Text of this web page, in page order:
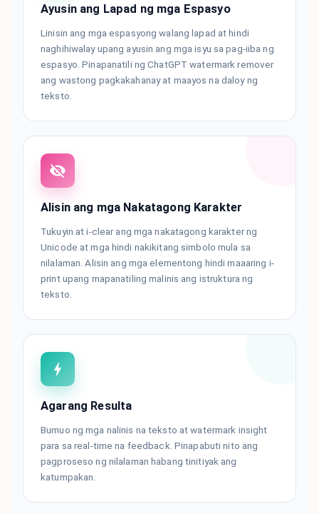
Ayusin ang Lapad ng mga Espasyo
Linisin ang mga espasyong walang lapad at hindi
naghihiwalay upang ayusin ang mga isyu sa pag-iiba ng
espasyo. Pinapanatili ng ChatGPT watermark remover
ang wastong pagkakahanay at maayos na daloy ng
teksto.
Alisin ang mga Nakatagong Karakter
Tukuyin at i-clear ang mga nakatagong karakter ng
Unicode at mga hindi nakikitang simbolo mula sa
nilalaman. Alisin ang mga elementong hindi maaaring i-
print upang mapanatiling malinis ang istruktura ng
teksto.
Agarang Resulta
Bumuo ng mga nalinis na teksto at watermark insight
para sa real-time na feedback. Pinapabuti nito ang
pagproseso ng nilalaman habang tinitiyak ang
katumpakan.